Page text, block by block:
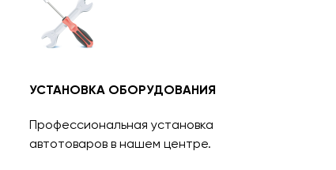
УСТАНОВКА ОБОРУДОВАНИЯ
Профессиональная установка
автотоваров в нашем центре.